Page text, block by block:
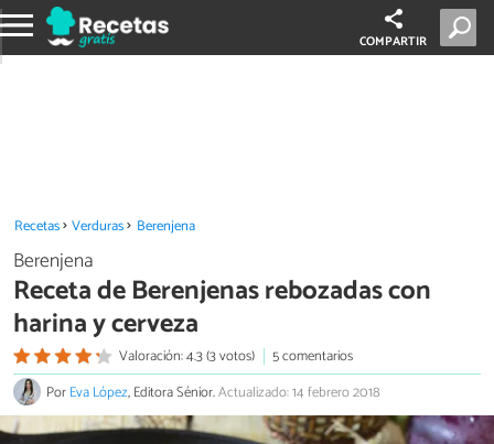
COMPARTIR
Recetas Verduras Berenjena
Berenjena
Receta de Berenjenas rebozadas con
harina y cerveza
Valoración: 4.3 (3 votos)
5 comentarios
PorEva López, Editora Sénior.Actualizado: 14 febrero 2018